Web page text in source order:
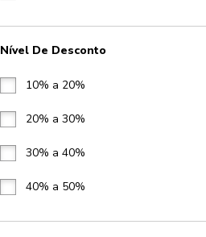
Nível De Desconto
10% a 20%
20% a 30%
30% a 40%
40% a 50%